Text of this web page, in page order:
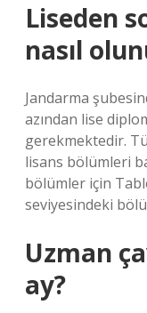
Liseden
nasıl
Jandarma
azından lise
gerekmektedir.
lisans bölümleri
bölümler için
seviyesindeki
Uzman
ay?